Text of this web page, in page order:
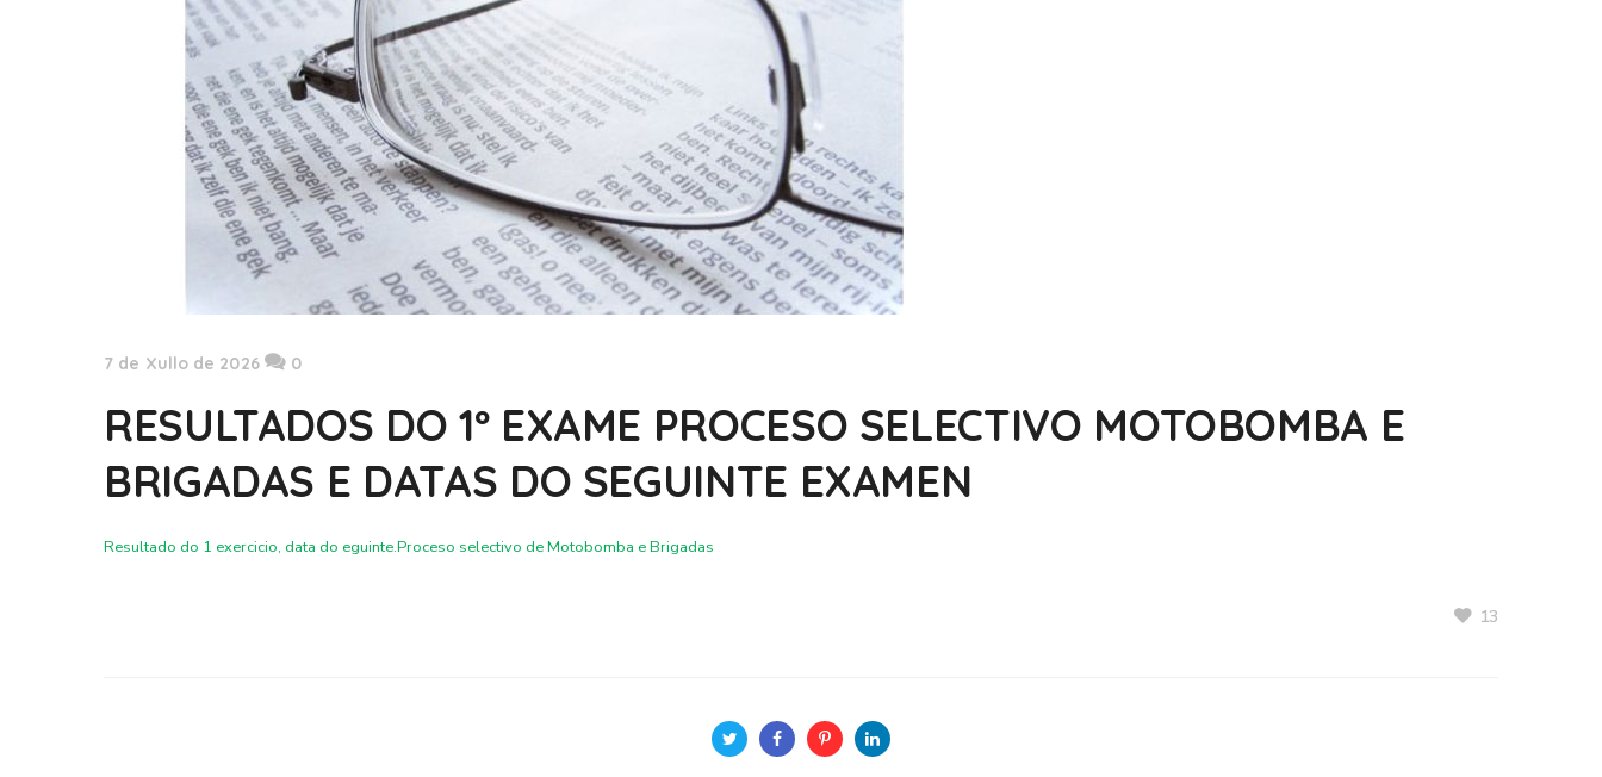
7 de Xullo de 2026 0
RESULTADOS DO 1º EXAME PROCESO SELECTIVO MOTOBOMBA E
BRIGADAS E DATAS DO SEGUINTE EXAMEN
Resultado do 1 exercicio, data do eguinte.Proceso selectivo de Motobomba e Brigadas
13